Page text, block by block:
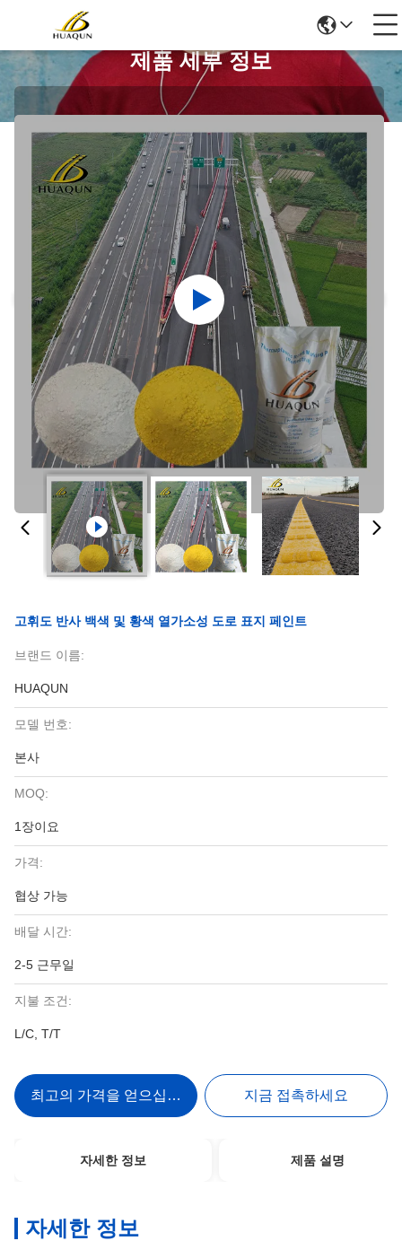
제품 세부 정보
고휘도 반사 백색 및 황색 열가소성 도로 표지 페인트
브랜드 이름:
HUAQUN
모델 번호:
본사
MOQ:
1장이요
가격:
협상 가능
배달 시간:
2-5 근무일
지불 조건:
L/C, T/T
최고의 가격을 얻으십시오 지금 접촉하세요
자세한 정보 제품 설명
자세한 정보